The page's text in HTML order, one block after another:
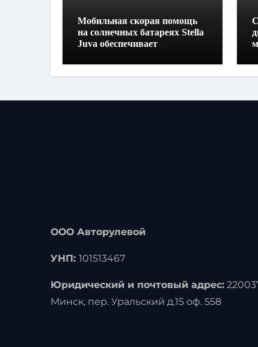
Мобильная скорая помощь
на солнечных батареях Stella
Juva обеспечивает
на колесах
ООО Авторулевой
УНП: 101513467
Юридический и почтовый адрес:
Минск, пер. Уральский д.15 оф. 558